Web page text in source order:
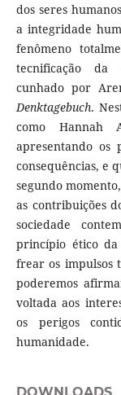
dos seres
a integridade
fenômeno
tecnificação da
cunhado por
Denktagebuch.
como Hannah
apresentando os
consequências, e
segundo
as contribuições
sociedade
princípio ético da
frear os impulsos
poderemos
voltada aos
os perigos
humanidade.
DOWNLOADS